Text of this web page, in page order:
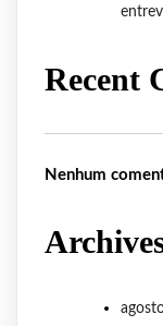
Recent
Nenhum